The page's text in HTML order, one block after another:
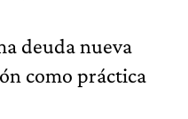
deuda nueva
como práctica